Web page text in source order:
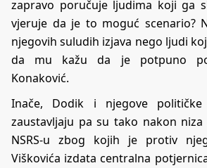
zapravo poručuje ljudima koji ga
vjeruje da je to moguć scenario?
njegovih suludih izjava nego ljudi
da mu kažu da je potpuno
Konaković.
Inače, Dodik i njegove
zaustavljaju pa su tako nakon
NSRS-u zbog kojih je protiv
Viškovića izdata centralna